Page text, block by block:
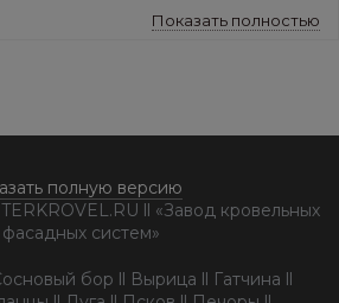
упаковке: 20 (на поддоне 56уп.)
Показать полностью
полную версию
ll «Завод кровельных
систем»
бор ll Вырица ll Гатчина ll